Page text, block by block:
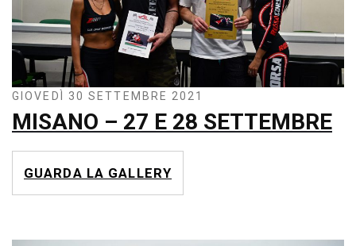
GIOVEDÌ 30 SETTEMBRE 2021
MISANO – 27 E 28 SETTEMBRE
GUARDA LA GALLERY